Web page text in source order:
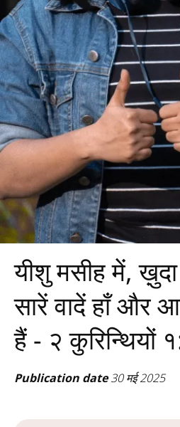
यीशु मसीह में,
सारें वादें हाँ और
हैं - २ कुरिन्थियों
Publication date30 मई 2025